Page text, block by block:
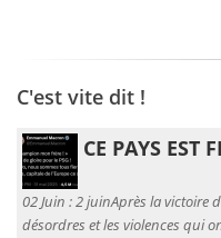
C'est vite dit !
CE PAYS EST
02 Juin :2 juinAprès la victoire
désordres et les violences qui